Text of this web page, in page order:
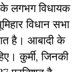
लगभग विधायक
विधान सभा
है। आबादी के
कुर्मी, जिनकी